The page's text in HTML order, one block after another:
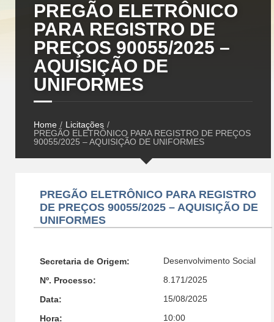
PREGÃO ELETRÔNICO
PARA REGISTRO DE
PREÇOS 90055/2025 –
AQUISIÇÃO DE
UNIFORMES
Home / Licitações /
PREGÃO ELETRÔNICO PARA REGISTRO DE PREÇOS
90055/2025 – AQUISIÇÃO DE UNIFORMES
PREGÃO ELETRÔNICO PARA REGISTRO
DE PREÇOS 90055/2025 – AQUISIÇÃO DE
UNIFORMES
Secretaria de Origem: Desenvolvimento Social
Nº. Processo: 8.171/2025
Data: 15/08/2025
Hora: 10:00